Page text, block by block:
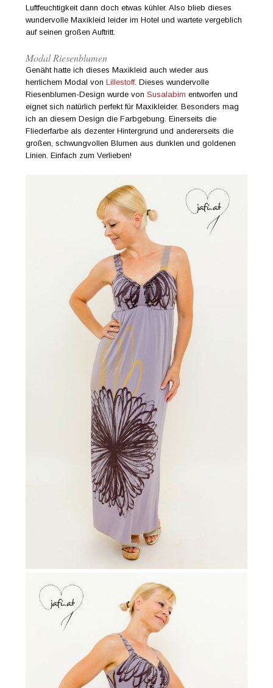
Luftfeuchtigkeit dann doch etwas kühler. Also blieb dieses
wundervolle Maxikleid leider im Hotel und wartete vergeblich
auf seinen großen Auftritt.
Modal Riesenblumen
Genäht hatte ich dieses Maxikleid auch wieder aus
herrlichem Modal vonLillestoff. Dieses wundervolle
Riesenblumen-Design wurde vonSusalabim entworfen und
eignet sich natürlich perfekt für Maxikleider. Besonders mag
ich an diesem Design die Farbgebung. Einerseits die
Fliederfarbe als dezenter Hintergrund und andererseits die
großen, schwungvollen Blumen aus dunklen und goldenen
Linien. Einfach zum Verlieben!